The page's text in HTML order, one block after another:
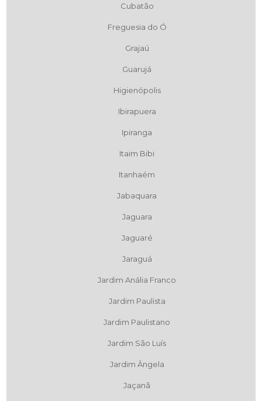
Cubatão
Freguesia do Ó
Grajaú
Guarujá
Higienópolis
Ibirapuera
Ipiranga
Itaim Bibi
Itanhaém
Jabaquara
Jaguara
Jaguaré
Jaraguá
Jardim Anália Franco
Jardim Paulista
Jardim Paulistano
Jardim São Luís
Jardim Ângela
Jaçanã